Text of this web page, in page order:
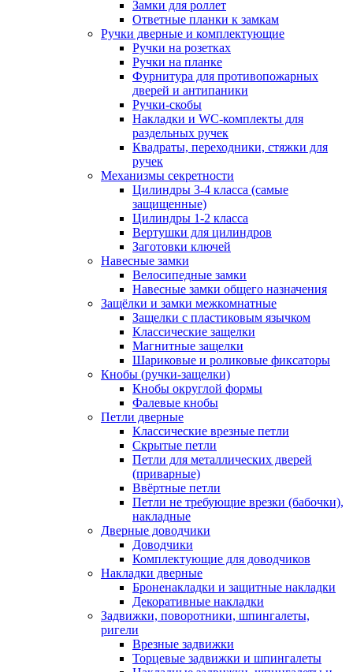
Замки для роллет
Ответные планки к замкам
Ручки дверные и комплектующие
Ручки на розетках
Ручки на планке
Фурнитура для противопожарных
дверей и антипаники
Ручки-скобы
Накладки и WC-комплекты для
раздельных ручек
Квадраты, переходники, стяжки для
ручек
Механизмы секретности
Цилиндры 3-4 класса (самые
защищенные)
Цилиндры 1-2 класса
Вертушки для цилиндров
Заготовки ключей
Навесные замки
Велосипедные замки
Навесные замки общего назначения
Защёлки и замки межкомнатные
Защелки с пластиковым язычком
Классические защелки
Магнитные защелки
Шариковые и роликовые фиксаторы
Кнобы (ручки-защелки)
Кнобы округлой формы
Фалевые кнобы
Петли дверные
Классические врезные петли
Скрытые петли
Петли для металлических дверей
(приварные)
Ввёртные петли
Петли не требующие врезки (бабочки),
накладные
Дверные доводчики
Доводчики
Комплектующие для доводчиков
Накладки дверные
Броненакладки и защитные накладки
Декоративные накладки
Задвижки, поворотники, шпингалеты,
ригели
Врезные задвижки
Торцевые задвижки и шпингалеты